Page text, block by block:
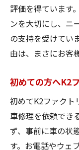
長年の
K2ファクト
の安心感
細部ま
カーライ
安心し
車修理
K2ファ
評価を得ています
ンを大切にし、ニ
の支持を受けてい
由は、まさにお客
初めての方へK2
初めてK2ファクト
車修理を依頼でき
ず、事前に車の状
す。お電話やウェ